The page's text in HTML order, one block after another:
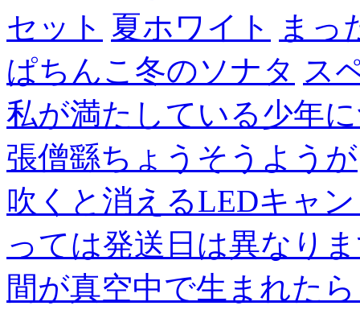
セット 夏ホワイト
まっ
ぱちんこ冬のソナタ ス
私が満たしている少年
張僧繇ちょうそうようが
吹くと消えるLEDキャ
っては発送日は異なり
間が真空中で生まれた